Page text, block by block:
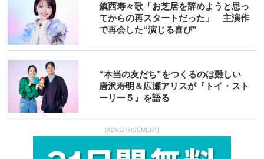
鎮西寿々歌「お芝居を辞めようと思っ
てからの再スタートだった」 主演作
で再会した“演じる喜び”
“本当の友だち”をつくるのは難しい
唐沢寿明＆広瀬アリスが『トイ・スト
ーリー５』を語る
[ADVERTISEMENT]